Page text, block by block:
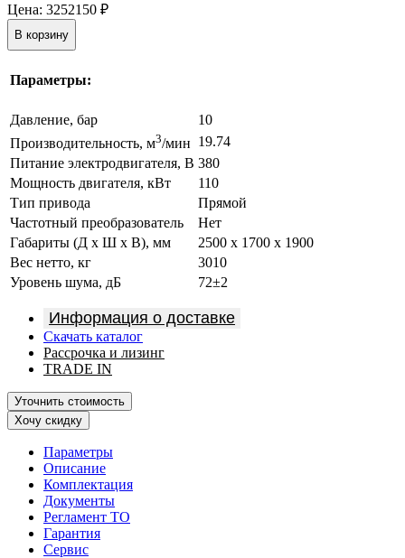
Цена: 3252150 ₽
В корзину
Параметры:
Давление, бар
10
Производительность, м3/мин 19.74
Питание электродвигателя, В 380
Мощность двигателя, кВт
110
Тип привода
Прямой
Частотный преобразователь
Нет
Габариты (Д х Ш х В), мм
2500 x 1700 x 1900
Вес нетто, кг
3010
Уровень шума, дБ
72±2
Информация о доставке
Скачать каталог
Рассрочка и лизинг
TRADE IN
Уточнить стоимость
Хочу скидку
Параметры
Описание
Комплектация
Документы
Регламент ТО
Гарантия
Сервис